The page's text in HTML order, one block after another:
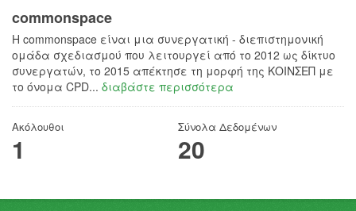
commonspace
H commonspace είναι μια συνεργατική - διεπιστημονική
ομάδα σχεδιασμού που λειτουργεί από το 2012 ως δίκτυο
συνεργατών, το 2015 απέκτησε τη μορφή της ΚΟΙΝΣΕΠ με
το όνομα CPD... διαβάστε περισσότερα
Ακόλουθοι
1
Σύνολα Δεδομένων
20